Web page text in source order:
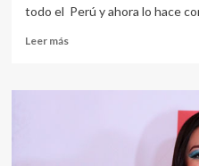
todo el Perú y ahora lo hace
Leer másLeer
PINTURA